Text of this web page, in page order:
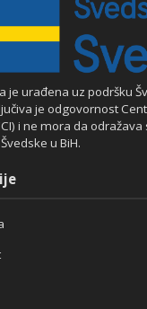
je urađena uz podršku
je odgovornost
i ne mora da odražava
u BiH.